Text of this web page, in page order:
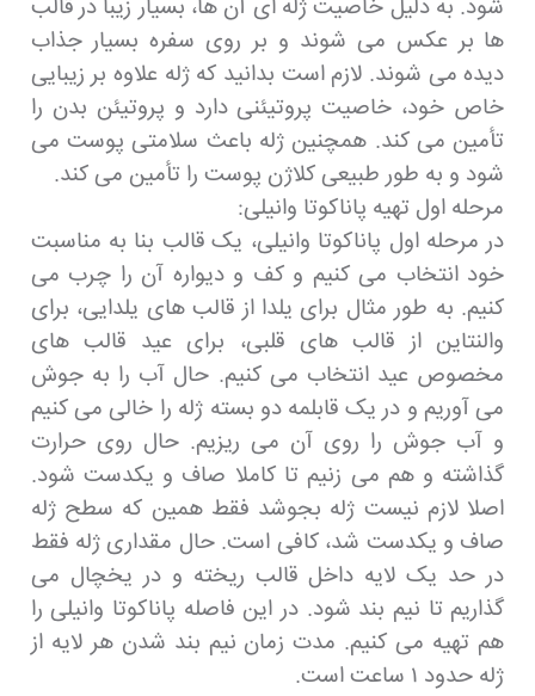
شود. به دلیل خاصیت ژله ای آن ها، بسیار زیبا در قالب
ها بر عکس می شوند و بر روی سفره بسیار جذاب
دیده می شوند. لازم است بدانید که ژله علاوه بر زیبایی
خاص خود، خاصیت پروتیئنی دارد و پروتیئن بدن را
تأمین می کند. همچنین ژله باعث سلامتی پوست می
شود و به طور طبیعی کلاژن پوست را تأمین می کند.
مرحله اول تهیه پاناکوتا وانیلی:
در مرحله اول پاناکوتا وانیلی، یک قالب بنا به مناسبت
خود انتخاب می کنیم و کف و دیواره آن را چرب می
کنیم. به طور مثال برای یلدا از قالب های یلدایی، برای
والنتاین از قالب های قلبی، برای عید قالب های
مخصوص عید انتخاب می کنیم. حال آب را به جوش
می آوریم و در یک قابلمه دو بسته ژله را خالی می کنیم
و آب جوش را روی آن می ریزیم. حال روی حرارت
گذاشته و هم می زنیم تا کاملا صاف و یکدست شود.
اصلا لازم نیست ژله بجوشد فقط همین که سطح ژله
صاف و یکدست شد، کافی است. حال مقداری ژله فقط
در حد یک لایه داخل قالب ریخته و در یخچال می
گذاریم تا نیم بند شود. در این فاصله پاناکوتا وانیلی را
هم تهیه می کنیم. مدت زمان نیم بند شدن هر لایه از
ژله حدود ۱ ساعت است.